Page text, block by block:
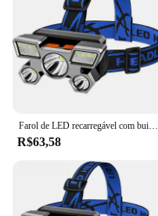
Farol de LED recarregável com built-in 18650 bateria, luz forte, lâmpada principal, lanterna, lanterna de pesca, ao ar livre, USB, 5, 11
R$63,58